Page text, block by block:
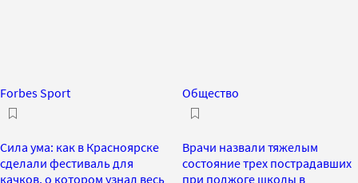
Forbes Sport
Сила ума: как в Красноярске
сделали фестиваль для
качков, о котором узнал весь
Общество
Врачи назвали тяжелым
состояние трех пострадавших
при поджоге школы в